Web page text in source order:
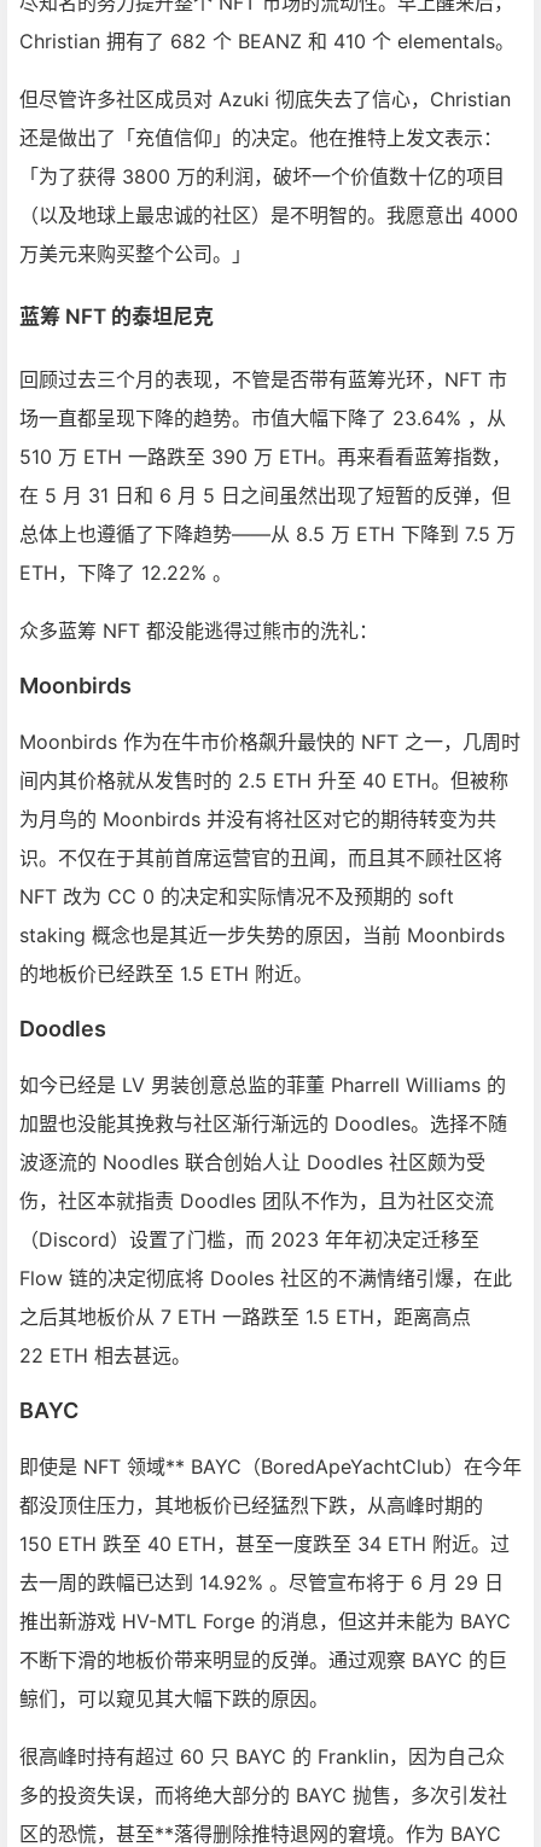
Christian 拥有了 682 个 BEANZ 和 410 个 elementals。
但尽管许多社区成员对 Azuki 彻底失去了信心，Christian
还是做出了「充值信仰」的决定。他在推特上发文表示：
「为了获得 3800 万的利润，破坏一个价值数十亿的项目
（以及地球上最忠诚的社区）是不明智的。我愿意出 4000
万美元来购买整个公司。」
蓝筹 NFT 的泰坦尼克
回顾过去三个月的表现，不管是否带有蓝筹光环，NFT 市
场一直都呈现下降的趋势。市值大幅下降了 23.64% ，从
510 万 ETH 一路跌至 390 万 ETH。再来看看蓝筹指数，
在 5 月 31 日和 6 月 5 日之间虽然出现了短暂的反弹，但
总体上也遵循了下降趋势——从 8.5 万 ETH 下降到 7.5 万
ETH，下降了 12.22% 。
众多蓝筹 NFT 都没能逃得过熊市的洗礼：
Moonbirds
Moonbirds 作为在牛市价格飙升最快的 NFT 之一，几周时
间内其价格就从发售时的 2.5 ETH 升至 40 ETH。但被称
为月鸟的 Moonbirds 并没有将社区对它的期待转变为共
识。不仅在于其前首席运营官的丑闻，而且其不顾社区将
NFT 改为 CC 0 的决定和实际情况不及预期的 soft
staking 概念也是其近一步失势的原因，当前 Moonbirds
的地板价已经跌至 1.5 ETH 附近。
Doodles
如今已经是 LV 男装创意总监的菲董 Pharrell Williams 的
加盟也没能其挽救与社区渐行渐远的 Doodles。选择不随
波逐流的 Noodles 联合创始人让 Doodles 社区颇为受
伤，社区本就指责 Doodles 团队不作为，且为社区交流
（Discord）设置了门槛，而 2023 年年初决定迁移至
Flow 链的决定彻底将 Dooles 社区的不满情绪引爆，在此
之后其地板价从 7 ETH 一路跌至 1.5 ETH，距离高点
22 ETH 相去甚远。
BAYC
即使是 NFT 领域** BAYC（BoredApeYachtClub）在今年
都没顶住压力，其地板价已经猛烈下跌，从高峰时期的
150 ETH 跌至 40 ETH，甚至一度跌至 34 ETH 附近。过
去一周的跌幅已达到 14.92% 。尽管宣布将于 6 月 29 日
推出新游戏 HV-MTL Forge 的消息，但这并未能为 BAYC
不断下滑的地板价带来明显的反弹。通过观察 BAYC 的巨
鲸们，可以窥见其大幅下跌的原因。
很高峰时持有超过 60 只 BAYC 的 Franklin，因为自己众
多的投资失误，而将绝大部分的 BAYC 抛售，多次引发社
区的恐慌，甚至**落得删除推特退网的窘境。作为 BAYC